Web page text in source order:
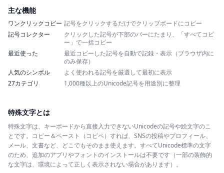
主な機能
ワンクリックコピー 記号をクリックするだけでクリップボードにコピー
記号コレクター
クリックした記号が下部のバーにたまり、「すべてコピ
ー」で一括コピー
最近使った
最近コピーした記号を自動で記録・表示（ブラウザ内に
のみ保存）
人気のシンボル
よく使われる記号を厳選して最初に表示
27カテゴリ
1,000種以上のUnicode記号を用途別に整理
特殊文字とは
特殊文字は、キーボードから直接入力できないUnicodeの記号や絵文字のこ
とです。コピー＆ペースト（コピペ）すれば、SNSの投稿やプロフィール、
メール、文書など、どこでもそのまま使えます。すべてUnicode標準の文字
のため、追加のアプリやフォントのインストールは不要です（一部の装飾的
な文字は、環境によって正しく表示されない場合があります）。